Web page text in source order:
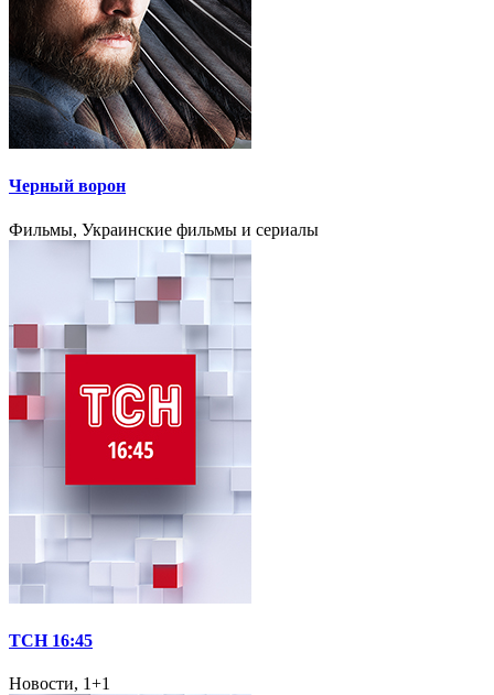
Черный ворон
Фильмы, Украинские фильмы и сериалы
ТСН 16:45
Новости, 1+1